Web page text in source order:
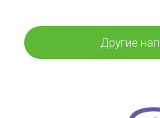
Другие